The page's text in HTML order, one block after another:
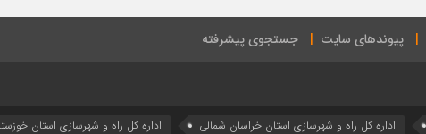
پیوندهای سایت جستجوی پیشرفته
اداره كل راه و شهرسازي استان خراسان شمالي اداره كل راه و شهرسازي استان